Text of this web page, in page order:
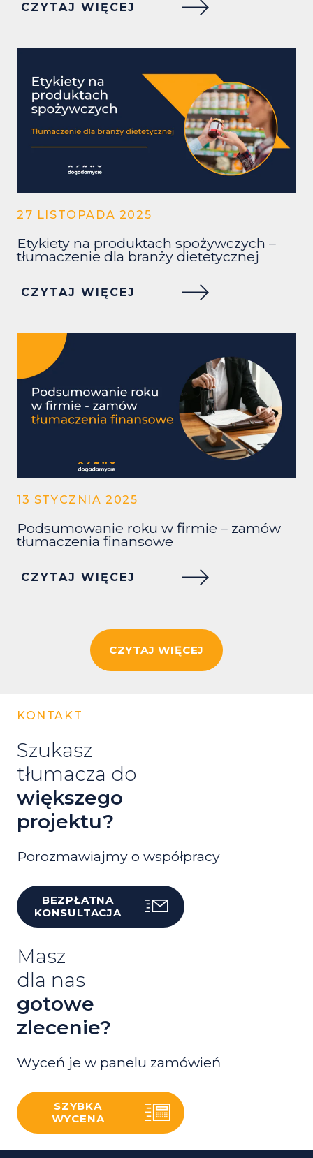
CZYTAJ WIĘCEJ
27 LISTOPADA 2025
Etykiety na produktach spożywczych –
tłumaczenie dla branży dietetycznej
CZYTAJ WIĘCEJ
13 STYCZNIA 2025
Podsumowanie roku w firmie – zamów
tłumaczenia finansowe
CZYTAJ WIĘCEJ
CZYTAJ WIĘCEJ
KONTAKT
Szukasz
tłumacza do
większego
projektu?
Porozmawiajmy o współpracy
BEZPŁATNA
KONSULTACJA
Masz
dla nas
gotowe
zlecenie?
Wyceń je w panelu zamówień
SZYBKA
WYCENA